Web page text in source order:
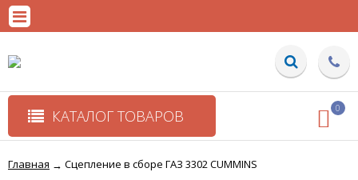
КАТАЛОГ ТОВАРОВ 0
Главная → Сцепление в сборе ГАЗ 3302 CUMMINS